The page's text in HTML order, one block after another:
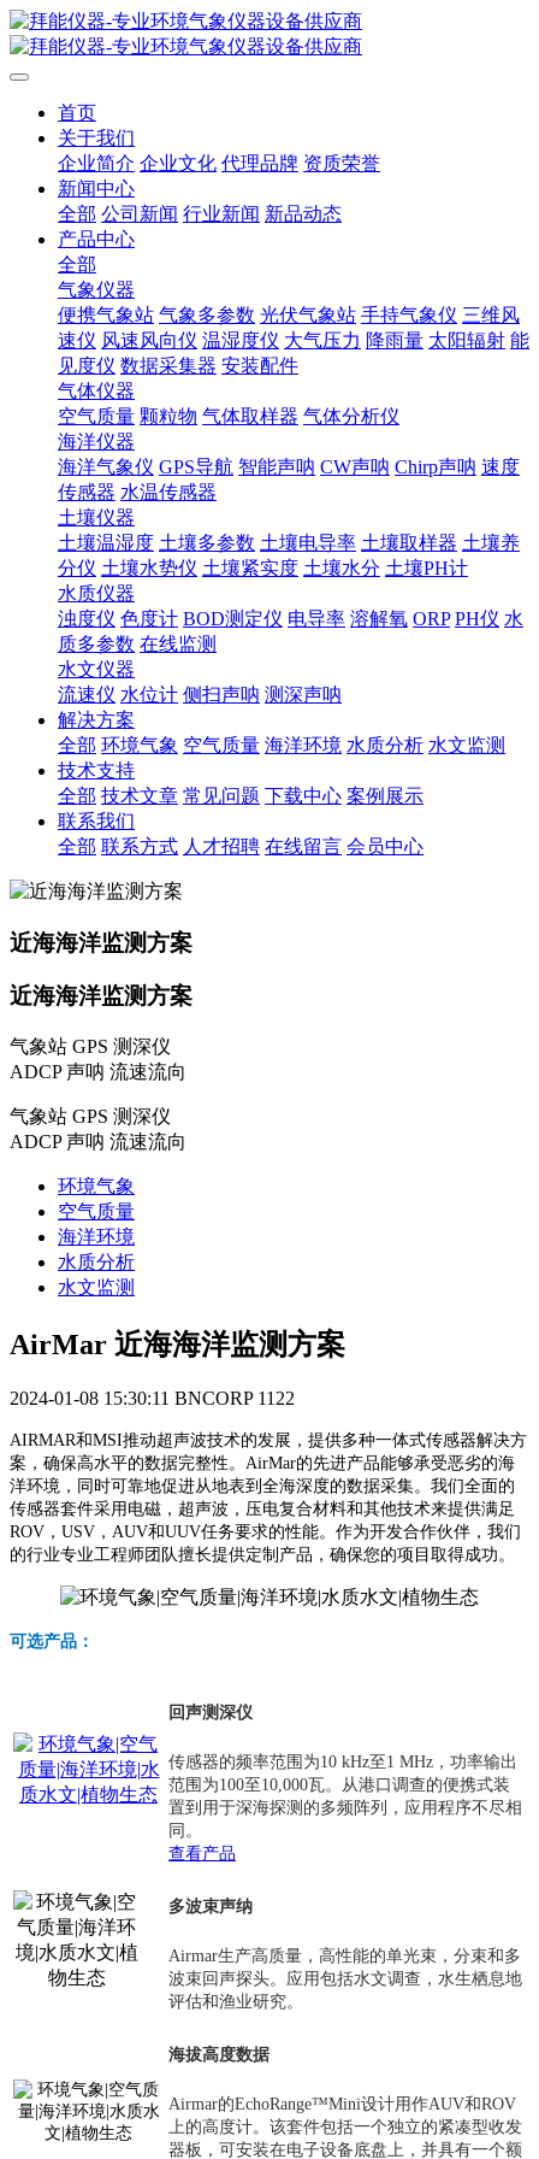
首页
关于我们
企业简介 企业文化 代理品牌 资质荣誉
新闻中心
全部 公司新闻 行业新闻 新品动态
产品中心
全部
气象仪器
便携气象站 气象多参数 光伏气象站 手持气象仪 三维风
速仪 风速风向仪 温湿度仪 大气压力 降雨量 太阳辐射 能
见度仪 数据采集器 安装配件
气体仪器
空气质量 颗粒物 气体取样器 气体分析仪
海洋仪器
海洋气象仪 GPS导航 智能声呐 CW声呐 Chirp声呐 速度
传感器 水温传感器
土壤仪器
土壤温湿度 土壤多参数 土壤电导率 土壤取样器 土壤养
分仪 土壤水势仪 土壤紧实度 土壤水分 土壤PH计
水质仪器
浊度仪 色度计 BOD测定仪 电导率 溶解氧 ORP PH仪 水
质多参数 在线监测
水文仪器
流速仪 水位计 侧扫声呐 测深声呐
解决方案
全部 环境气象 空气质量 海洋环境 水质分析 水文监测
技术支持
全部 技术文章 常见问题 下载中心 案例展示
联系我们
全部 联系方式 人才招聘 在线留言 会员中心
近海海洋监测方案
近海海洋监测方案
气象站 GPS 测深仪
ADCP 声呐 流速流向
气象站 GPS 测深仪
ADCP 声呐 流速流向
环境气象
空气质量
海洋环境
水质分析
水文监测
AirMar 近海海洋监测方案
2024-01-08 15:30:11 BNCORP 1122
AIRMAR和MSI推动超声波技术的发展，提供多种一体式传感器解决方
案，确保高水平的数据完整性。AirMar的先进产品能够承受恶劣的海
洋环境，同时可靠地促进从地表到全海深度的数据采集。我们全面的
传感器套件采用电磁，超声波，压电复合材料和其他技术来提供满足
ROV，USV，AUV和UUV任务要求的性能。作为开发合作伙伴，我们
的行业专业工程师团队擅长提供定制产品，确保您的项目取得成功。
可选产品：
回声测深仪
传感器的频率范围为10 kHz至1 MHz，功率输出
范围为100至10,000瓦。从港口调查的便携式装
置到用于深海探测的多频阵列，应用程序不尽相
同。
查看产品
多波束声纳
Airmar生产高质量，高性能的单光束，分束和多
波束回声探头。应用包括水文调查，水生栖息地
评估和渔业研究。
海拔高度数据
Airmar的EchoRange™Mini设计用作AUV和ROV
上的高度计。该套件包括一个独立的紧凑型收发
器板，可安装在电子设备底盘上，并具有一个额